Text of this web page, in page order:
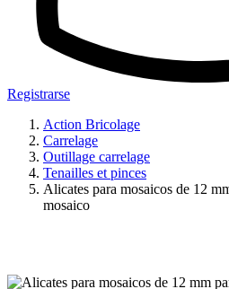
Registrarse
Action Bricolage
Carrelage
Outillage carrelage
Tenailles et pinces
Alicates para mosaicos de 12
mosaico